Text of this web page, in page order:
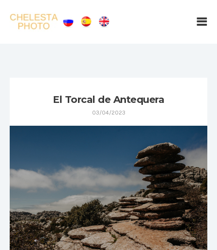
El Torcal de Antequera
03/04/2023